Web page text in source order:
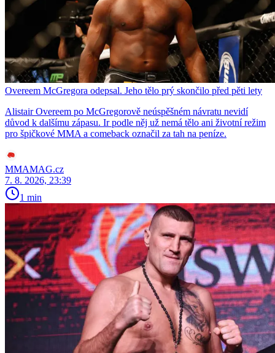
Overeem McGregora odepsal. Jeho tělo prý skončilo před pěti lety
Alistair Overeem po McGregorově neúspěšném návratu nevidí
důvod k dalšímu zápasu. Ir podle něj už nemá tělo ani životní režim
pro špičkové MMA a comeback označil za tah na peníze.
MMAMAG.cz
7. 8. 2026, 23:39
1 min